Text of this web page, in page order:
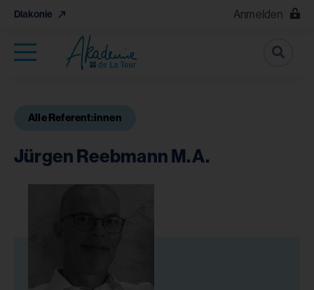
Diakonie Anmelden
Suche
Alle Referent:innen
Jürgen Reebmann M.A.